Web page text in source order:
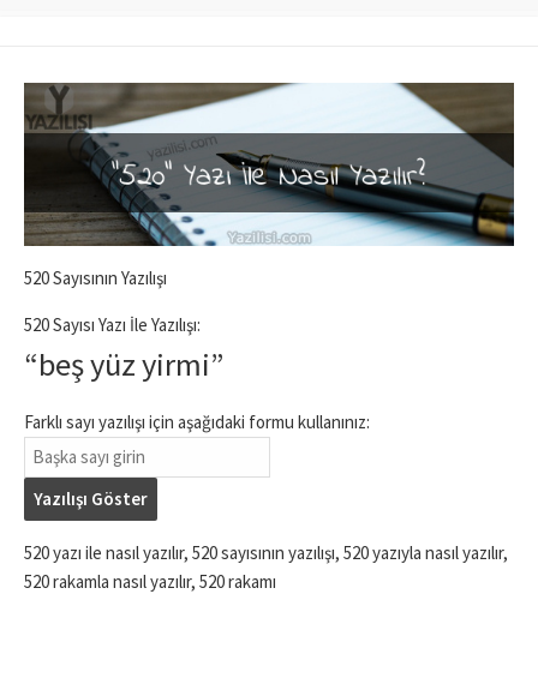
520 Sayısının Yazılışı
520 Sayısı Yazı İle Yazılışı:
“beş yüz yirmi”
Farklı sayı yazılışı için aşağıdaki formu kullanınız:
Yazılışı Göster
520 yazı ile nasıl yazılır, 520 sayısının yazılışı, 520 yazıyla nasıl yazılır,
520 rakamla nasıl yazılır, 520 rakamı